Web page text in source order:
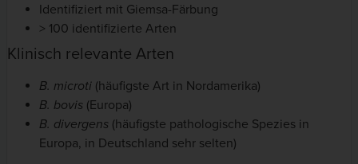
Identifiziert mit Giemsa-Färbung
> 100 identifizierte Arten
Klinisch relevante Arten
B. microti (häufigste Art in Nordamerika)
B. bovis (Europa)
B. divergens (häufigste pathologische Spezies in
Europa, in Deutschland sehr selten)